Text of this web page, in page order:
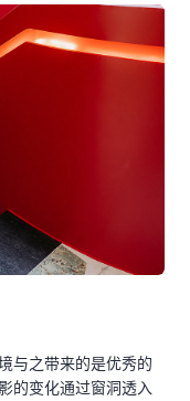
与之带来的是优秀的
的变化通过窗洞透入